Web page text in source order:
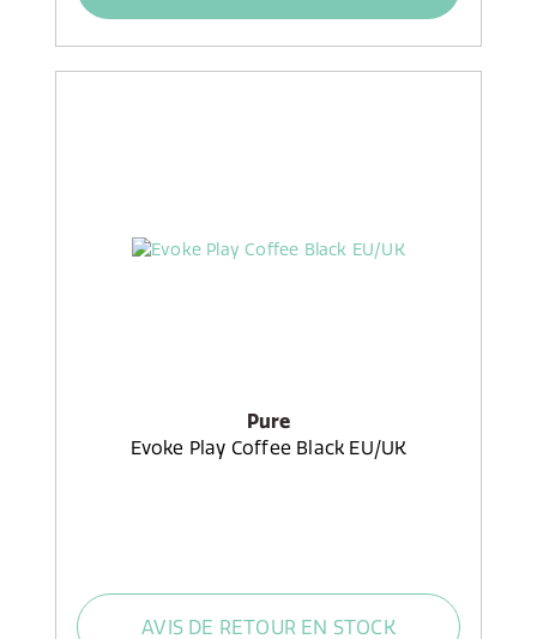
Pure
Evoke Play Coffee Black EU/UK
AVIS DE RETOUR EN STOCK